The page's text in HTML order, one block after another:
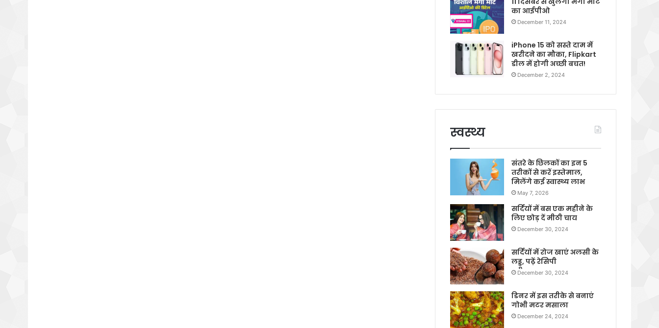
का आईपीओ
December 11, 2024
iPhone 15 को सस्ते दाम में
खरीदने का मौका, Flipkart
डील में होगी अच्छी बचत!
December 2, 2024
स्वस्थ्य
संतरे के छिलकों का इन 5
तरीकों से करें इस्तेमाल,
मिलेंगे कई स्वास्थ्य लाभ
May 7, 2026
सर्दियों में बस एक महीने के
लिए छोड़ दें मीठी चाय
December 30, 2024
सर्दियों में रोज खाएं अलसी के
लड्डू, पढ़ें रेसिपी
December 30, 2024
डिनर में इस तरीके से बनाएं
गोभी मटर मसाला
December 24, 2024